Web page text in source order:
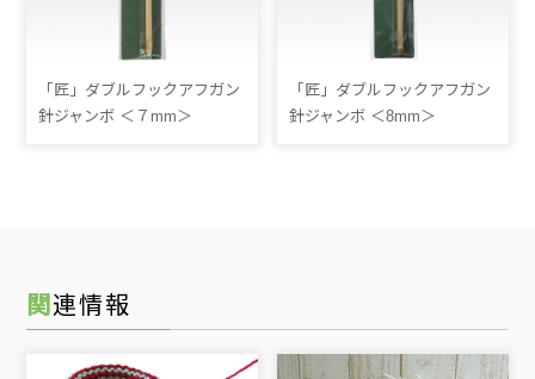
「匠」ダブルフックアフガン
針ジャンボ ＜７mm＞
「匠」ダブルフックアフガン
針ジャンボ ＜8mm＞
関連情報